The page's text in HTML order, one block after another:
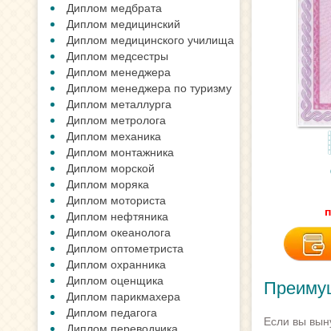
Диплом медбрата
Диплом медицинский
Диплом медицинского училища
Диплом медсестры
Диплом менеджера
Диплом менеджера по туризму
Диплом металлурга
Диплом метролога
Диплом механика
Диплом монтажника
Диплом морской
Диплом моряка
Диплом моториста
Диплом нефтяника
Диплом океанолога
Диплом оптометриста
Диплом охранника
Диплом оценщика
Диплом парикмахера
Диплом педагога
Диплом переводчика
Если вы